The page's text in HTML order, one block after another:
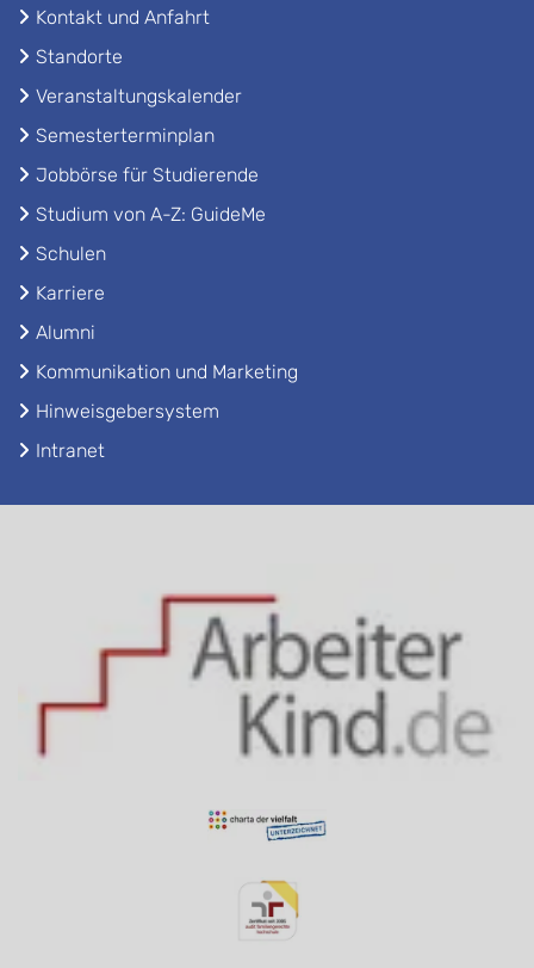
Kontakt und Anfahrt
Standorte
Veranstaltungskalender
Semesterterminplan
Jobbörse für Studierende
Studium von A-Z: GuideMe
Schulen
Karriere
Alumni
Kommunikation und Marketing
Hinweisgebersystem
Intranet